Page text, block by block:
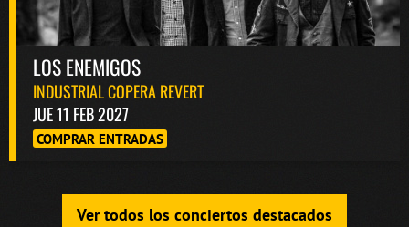
LOS ENEMIGOS
INDUSTRIAL COPERA REVERT
JUE 11 FEB 2027
COMPRAR ENTRADAS
Ver todos los conciertos destacados